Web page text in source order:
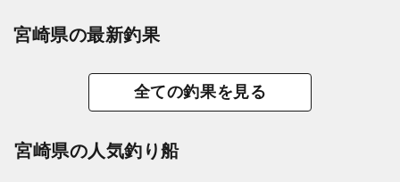
宮崎県の最新釣果
全ての釣果を見る
宮崎県の人気釣り船